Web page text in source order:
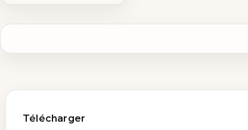
Télécharger